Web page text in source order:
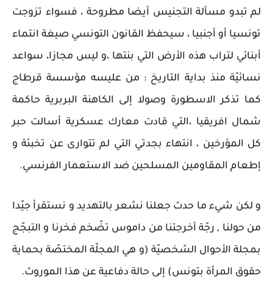
لم تبدو مسألة التجنيس أيضا مطروحة ، فسواء تزوجت
تونسيا أو أجنبيا ، سيحفظ القانون التونسي صيغة انتماء
أبنائي لتراب هذه الأرض التي بنتها ،و ليس مجازا، سواعد
نسائيّة منذ بداية التاريخ : من عليسه مؤسسة قرطاج
كما تذكر الاسطورة وصولا إلى الكاهنة البربرية حاكمة
شمال افريقيا ،التي قادت معارك عسكرية أسالت حبر
كل المؤرخين ، انتهاء بجدتي التي لم تتوارى عن تخبئة و
إطعام المقاومين المسلحين ضد الاستعمار الفرنسي.
و لكن شيء ما حدث جعلنا نشعر بالتهديد و نستقرأ جيّدا
من حولنا , رجّة أخرجتنا من داموس تضّخم فخرنا و التبجّج
بمجلة الأحوال الشخصيّة (و هي المجلّة المختصّة بحماية
حقوق المرأة بتونس) إلى حالة دفاعية عن هذا الموروث.